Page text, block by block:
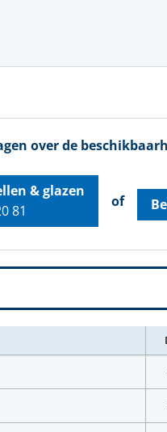
over de
& glazen
81
of